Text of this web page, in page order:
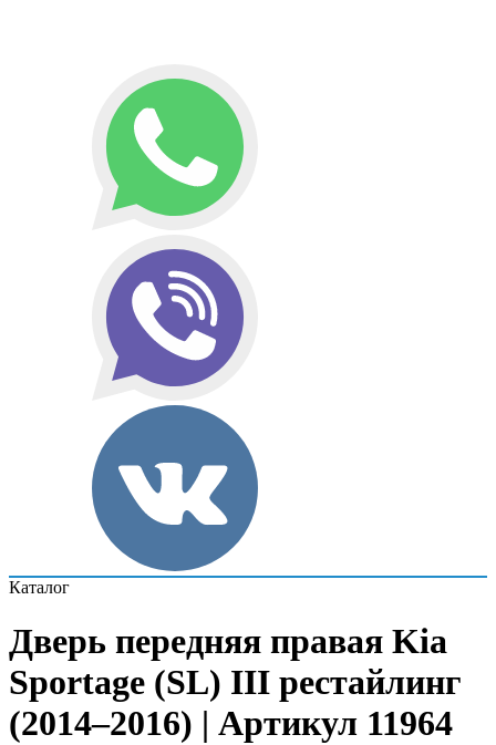
Каталог
Дверь передняя правая Kia
Sportage (SL) III рестайлинг
(2014–2016) | Артикул 11964